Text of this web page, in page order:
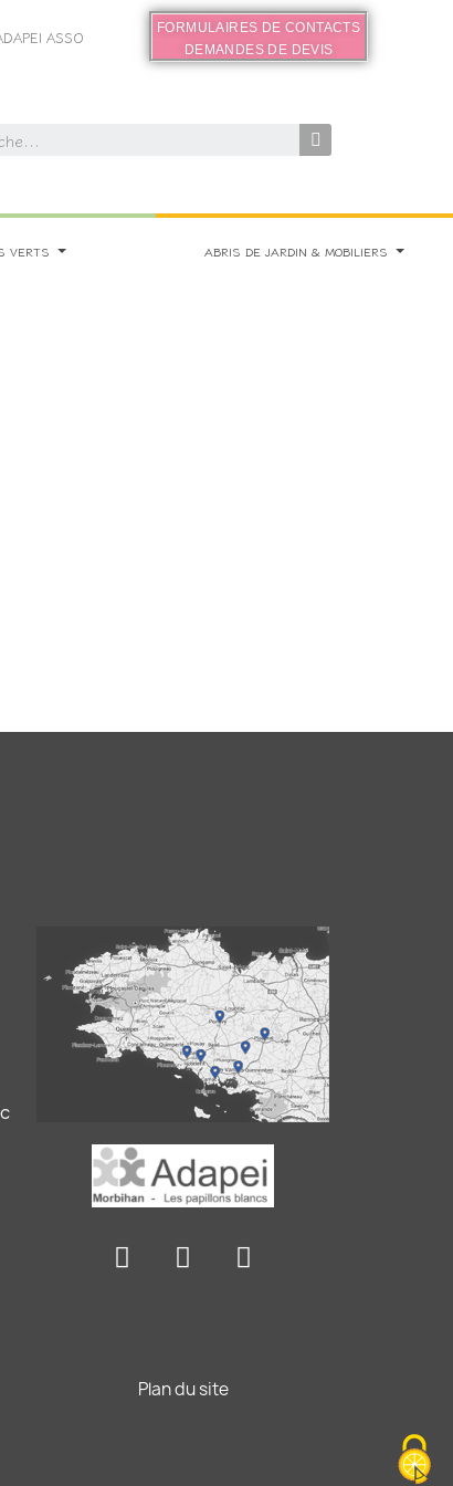
ASSO
FORMULAIRES DE CONTACTS
DEMANDES DE DEVIS
VERTS ABRIS DE JARDIN & MOBILIERS
Plan du site